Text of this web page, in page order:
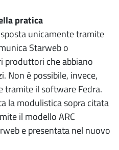
pratica
unicamente tramite
Starweb o
produttori che abbiano
Non è possibile, invece,
tramite il software Fedra.
la modulistica sopra citata
il modello ARC
e presentata nel nuovo